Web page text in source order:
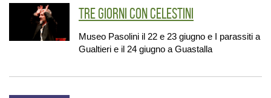
Tre giorni con Celestini
Museo Pasolini il 22 e 23 giugno e I parassiti a
Gualtieri e il 24 giugno a Guastalla